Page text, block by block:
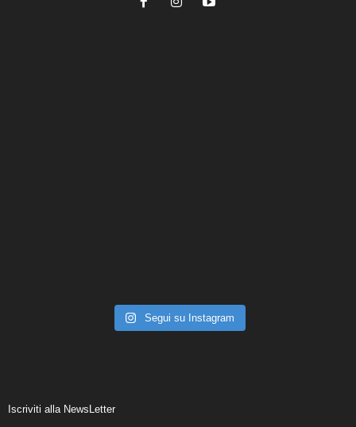
Segui su Instagram
Iscriviti alla NewsLetter